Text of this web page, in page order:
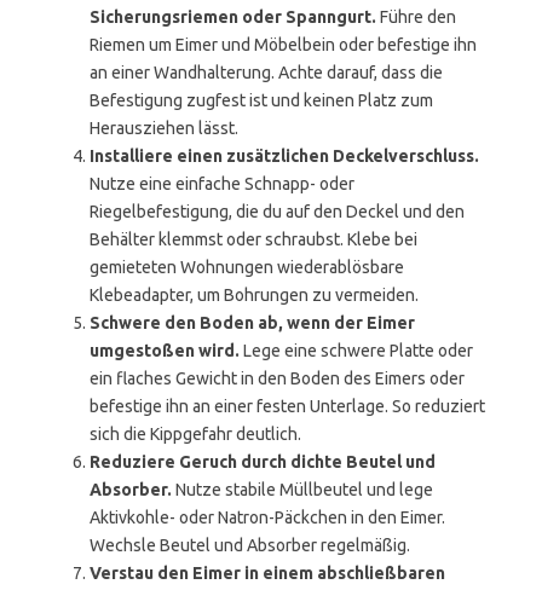
Sicherungsriemen oder Spanngurt. Führe den
Riemen um Eimer und Möbelbein oder befestige ihn
an einer Wandhalterung. Achte darauf, dass die
Befestigung zugfest ist und keinen Platz zum
Herausziehen lässt.
Installiere einen zusätzlichen Deckelverschluss.
Nutze eine einfache Schnapp- oder
Riegelbefestigung, die du auf den Deckel und den
Behälter klemmst oder schraubst. Klebe bei
gemieteten Wohnungen wiederablösbare
Klebeadapter, um Bohrungen zu vermeiden.
Schwere den Boden ab, wenn der Eimer
umgestoßen wird. Lege eine schwere Platte oder
ein flaches Gewicht in den Boden des Eimers oder
befestige ihn an einer festen Unterlage. So reduziert
sich die Kippgefahr deutlich.
Reduziere Geruch durch dichte Beutel und
Absorber. Nutze stabile Müllbeutel und lege
Aktivkohle- oder Natron-Päckchen in den Eimer.
Wechsle Beutel und Absorber regelmäßig.
Verstau den Eimer in einem abschließbaren